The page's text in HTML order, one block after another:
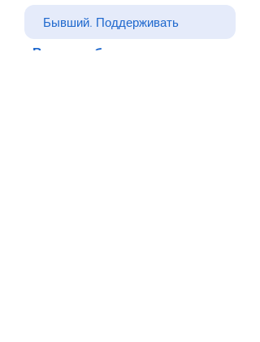
Ваше сообщение